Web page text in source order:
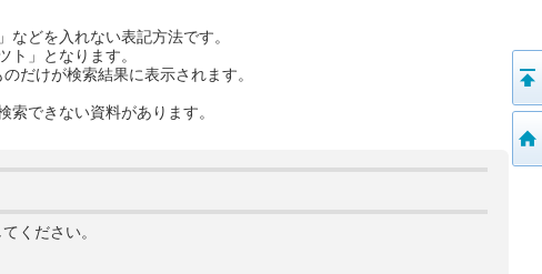
どを入れない表記方法です。
」となります。
だけが検索結果に表示されます。
できない資料があります。
ください。